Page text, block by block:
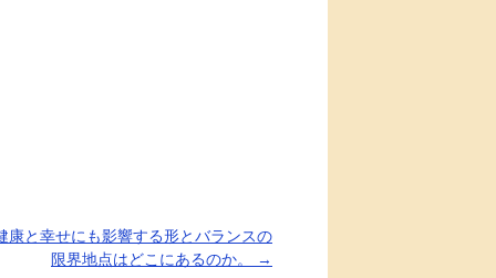
康と幸せにも影響する形とバランスの
限界地点はどこにあるのか。
→